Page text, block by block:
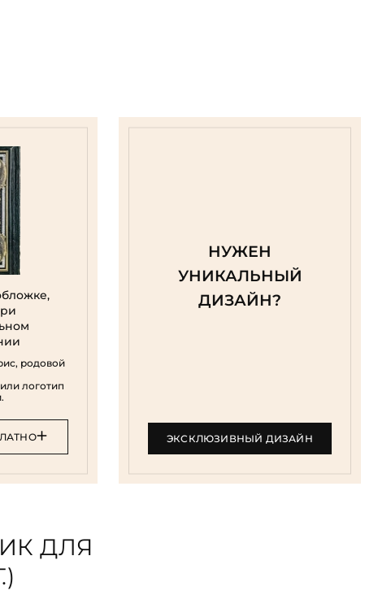
родовой
логотип
НУЖЕН
УНИКАЛЬНЫЙ
ДИЗАЙН?
ЭКСКЛЮЗИВНЫЙ ДИЗАЙН
ДЛЯ